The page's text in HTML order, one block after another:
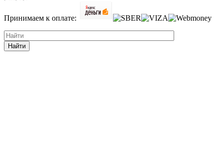
Принимаем к оплате:
Найти